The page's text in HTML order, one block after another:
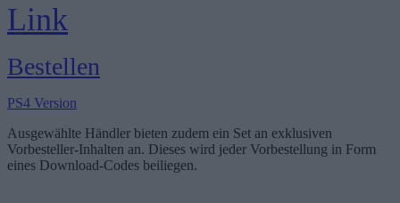
Link
Bestellen
PS4 Version
Ausgewählte Händler bieten zudem ein Set an exklusiven
Vorbesteller-Inhalten an. Dieses wird jeder Vorbestellung in Form
eines Download-Codes beiliegen.